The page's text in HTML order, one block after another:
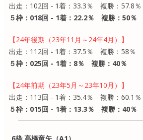
出走：102回 - 1着：33.3％ 複勝：57.8％
５枠：018回 - 1着：22.2％ 複勝：50％
【24年後期（23年11月～24年4月）】
出走：112回 - 1着：37.5％ 複勝：58％
５枠：025回 - 1着：8％ 複勝：40％
【24年前期（23年5月～23年10月）】
出走：113回 - 1着：35.4％ 複勝：60.1％
５枠：015回 - 1着：13.3％ 複勝：40％